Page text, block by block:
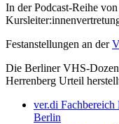
In der Podcast-Reihe
Festanstellungen an der
Die Berliner VHS-
Herrenberg Urteil
ver.di
Berlin